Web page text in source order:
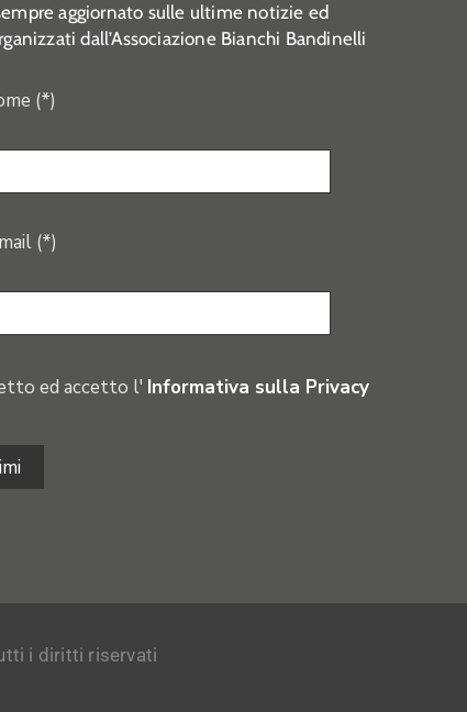
aggiornato sulle ultime notizie ed
dall’Associazione Bianchi Bandinelli
(*)
(*)
ed accetto l' Informativa sulla Privacy
i diritti riservati